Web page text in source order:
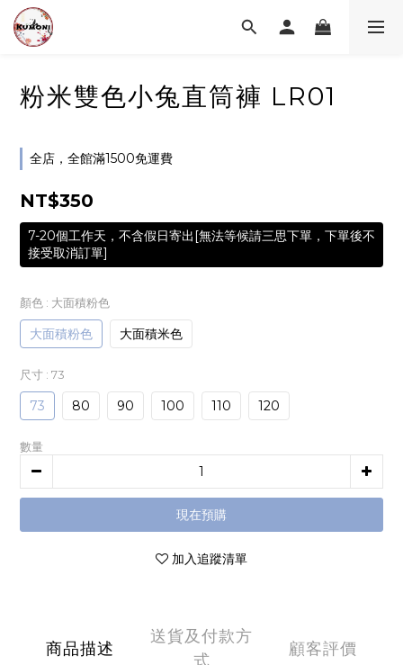
粉米雙色小兔直筒褲 LR01
全店，全館滿1500免運費
NT$350
7-20個工作天，不含假日寄出[無法等候請三思下單，下單後不
接受取消訂單]
顏色 : 大面積粉色
大面積粉色 大面積米色
尺寸 : 73
73 80 90 100 110 120
數量
現在預購
加入追蹤清單
商品描述
送貨及付款方
式
顧客評價